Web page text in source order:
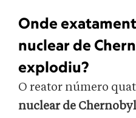
Onde
nuclear de
explodiu?
O reator número
nuclear de Chernobyl